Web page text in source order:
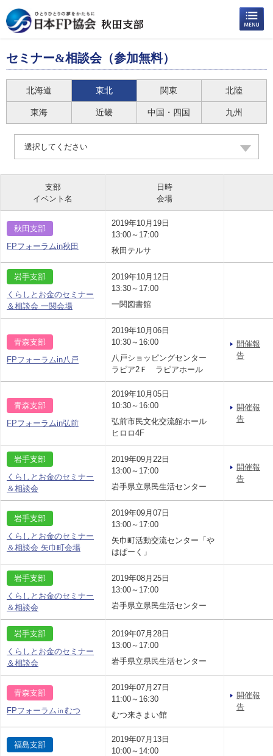
セミナー&相談会（参加無料）
北海道 東北 関東 北陸
東海 近畿 中国・四国 九州
選択してください
支部
イベント名
日時
会場
秋田支部
FPフォーラムin秋田
2019年10月19日
13:00～17:00
秋田テルサ
岩手支部
くらしとお金のセミナー
＆相談会 一関会場
2019年10月12日
13:30～17:00
一関図書館
青森支部
FPフォーラムin八戸
2019年10月06日
10:30～16:00
八戸ショッピングセンター
ラピア2Ｆ ラピアホール
開催報
告
青森支部
FPフォーラムin弘前
2019年10月05日
10:30～16:00
弘前市民文化交流館ホール
ヒロロ4F
開催報
告
岩手支部
くらしとお金のセミナー
＆相談会
2019年09月22日
13:00～17:00
岩手県立県民生活センター
開催報
告
岩手支部
くらしとお金のセミナー
＆相談会 矢巾町会場
2019年09月07日
13:00～17:00
矢巾町活動交流センター「や
はぱーく」
岩手支部
くらしとお金のセミナー
＆相談会
2019年08月25日
13:00～17:00
岩手県立県民生活センター
岩手支部
くらしとお金のセミナー
＆相談会
2019年07月28日
13:00～17:00
岩手県立県民生活センター
青森支部
FPフォーラム㏌むつ
2019年07月27日
11:00～16:30
むつ来さまい館
開催報
告
福島支部
2019年07月13日
10:00～14:00